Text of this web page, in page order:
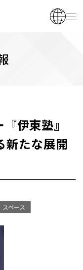
伊東塾』
たな展開
ペース